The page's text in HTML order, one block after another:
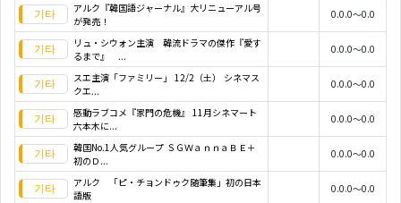
アルク『韓国語ジャーナル』大リニューアル号
が発売！
0.0.0～0.0
リュ・シウォン主演 韓流ドラマの傑作『愛す
るまで』 ...
0.0.0～0.0
スエ主演「ファミリー」 12/2（土） シネマス
クエ...
0.0.0～0.0
感動ラブコメ『家門の危機』 11月シネマート
六本木に...
0.0.0～0.0
韓国No.1人気グループ ＳＧＷａｎｎａＢＥ＋
初のＤ...
0.0.0～0.0
アルク 「ピ・チョンドゥク随筆集」初の日本
語版
0.0.0～0.0